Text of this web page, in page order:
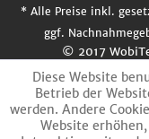
* Alle Preise inkl.
ggf.
© 2017
Diese Website
Betrieb der
werden. Andere
Website